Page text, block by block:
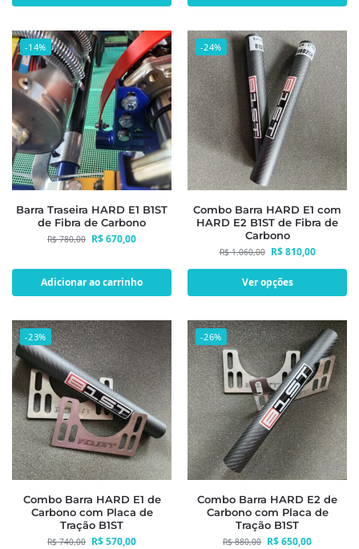
-14%
Barra Traseira HARD E1 B1ST
de Fibra de Carbono
R$780,00 R$670,00
Adicionar ao carrinho
-24%
Combo Barra HARD E1 com
HARD E2 B1ST de Fibra de
Carbono
R$1.060,00 R$810,00
Ver opções
-23%
Combo Barra HARD E1 de
Carbono com Placa de
Tração B1ST
R$740,00 R$570,00
-26%
Combo Barra HARD E2 de
Carbono com Placa de
Tração B1ST
R$880,00 R$650,00